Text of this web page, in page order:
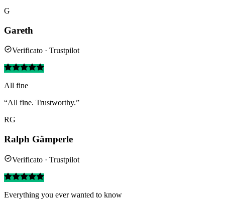
G
Gareth
Verificato · Trustpilot
All fine
“All fine. Trustworthy.”
RG
Ralph Gämperle
Verificato · Trustpilot
Everything you ever wanted to know